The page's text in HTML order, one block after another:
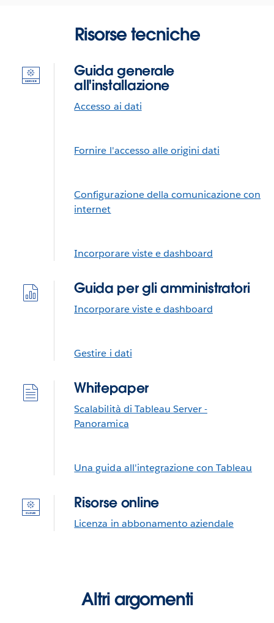
Risorse tecniche
Guida generale
all'installazione
Accesso ai dati
Fornire l'accesso alle origini dati
Configurazione della comunicazione con
internet
Incorporare viste e dashboard
Guida per gli amministratori
Incorporare viste e dashboard
Gestire i dati
Whitepaper
Scalabilità di Tableau Server -
Panoramica
Una guida all'integrazione con Tableau
Risorse online
Licenza in abbonamento aziendale
Altri argomenti